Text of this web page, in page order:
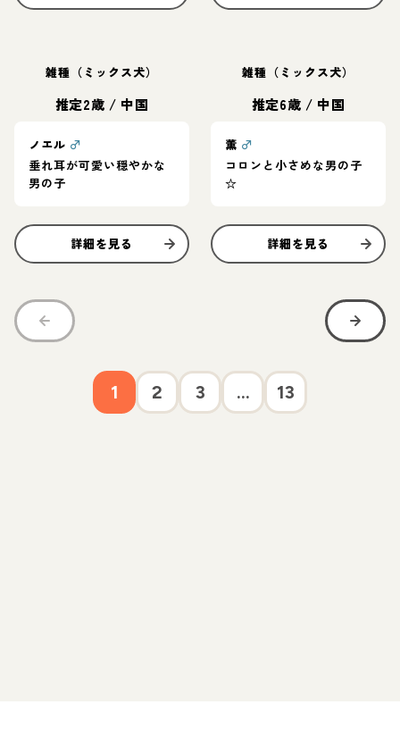
雑種（ミックス犬）
推定2歳 / 中国
ノエル ♂
垂れ耳が可愛い穏やかな
男の子
詳細を見る
雑種（ミックス犬）
推定6歳 / 中国
薫 ♂
コロンと小さめな男の子
☆
詳細を見る
1 2 3 ... 13